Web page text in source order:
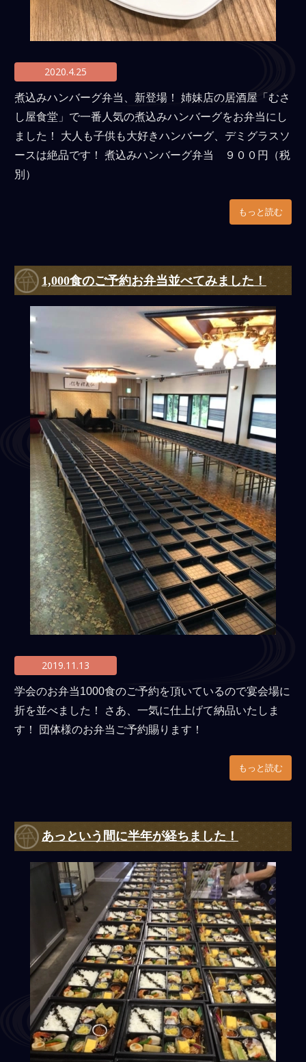
高級弁当
寿司・オードブル
３得オードブル(3品で500円
単品料理
法事向け無料サービス
ご宴会・パーティー
【法人様】会議・研修・セ
ミナー
イベント・観光
おすすめ
れんこん料理専門店むさしや
弁慶のベジタリアン弁当
法事・法要仕出しの豆知識
よくあるご質問
サイトマップ
会社概要
弁慶スタッフの日記
facebook
特定商取引法に基づく表記
2020.4.25
煮込みハンバーグ弁当、新登場！ 姉妹店の居酒屋「むさ
し屋食堂」で一番人気の煮込みハンバーグをお弁当にし
ました！ 大人も子供も大好きハンバーグ、デミグラスソ
ースは絶品です！ 煮込みハンバーグ弁当 ９００円（税
別）
もっと読む
1,000食のご予約お弁当並べてみました！
2019.11.13
学会のお弁当1000食のご予約を頂いているので宴会場に
折を並べました！ さあ、一気に仕上げて納品いたしま
す！ 団体様のお弁当ご予約賜ります！
もっと読む
あっという間に半年が経ちました！